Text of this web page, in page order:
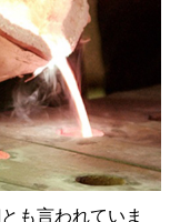
も言われていま